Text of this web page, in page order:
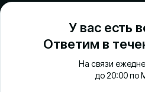
У вас есть
Ответим в
На связи
до 20:00 по